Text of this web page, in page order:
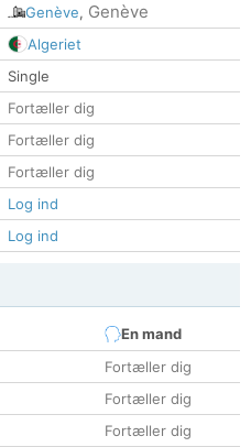
Genève, Genève
Algeriet
Single
Fortæller dig
Fortæller dig
Fortæller dig
Log ind
Log ind
En mand
Fortæller dig
Fortæller dig
Fortæller dig